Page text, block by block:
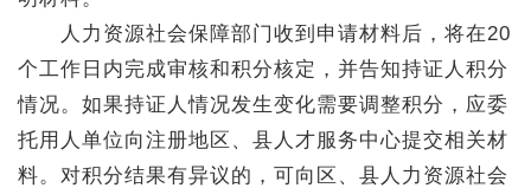
人力资源社会保障部门收到申请材料后，将在20
个工作日内完成审核和积分核定，并告知持证人积分
情况。如果持证人情况发生变化需要调整积分，应委
托用人单位向注册地区、县人才服务中心提交相关材
料。对积分结果有异议的，可向区、县人力资源社会